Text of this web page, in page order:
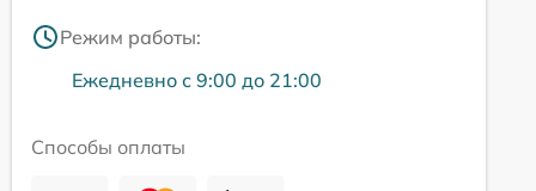
Режим работы:
Ежедневно с 9:00 до 21:00
Способы оплаты